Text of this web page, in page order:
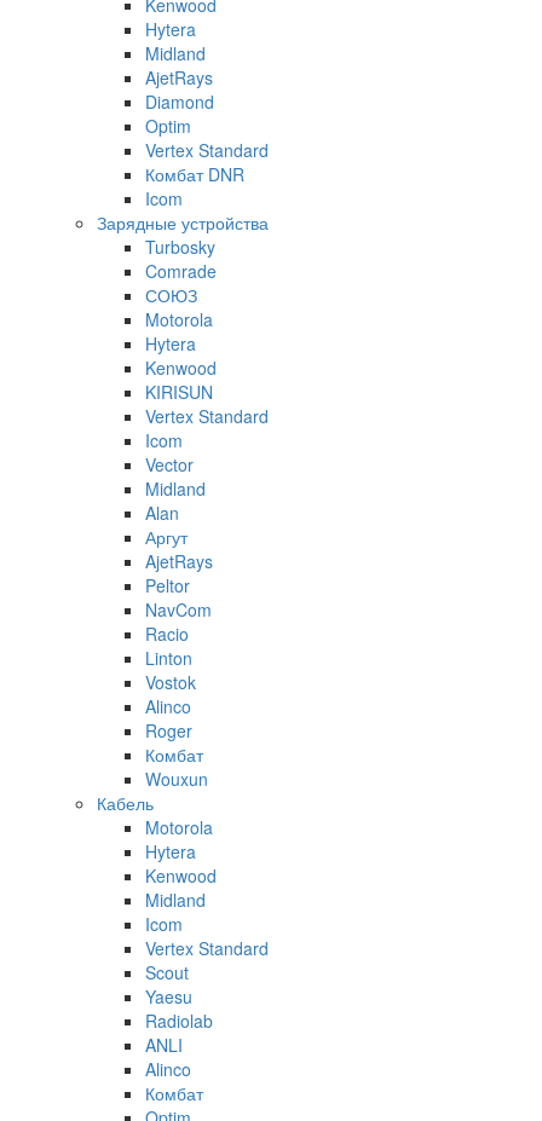
Hytera
Midland
AjetRays
Diamond
Optim
Vertex Standard
Комбат DNR
Icom
Зарядные устройства
Turbosky
Comrade
СОЮЗ
Motorola
Hytera
Kenwood
KIRISUN
Vertex Standard
Icom
Vector
Midland
Alan
Аргут
AjetRays
Peltor
NavCom
Racio
Linton
Vostok
Alinco
Roger
Комбат
Wouxun
Кабель
Motorola
Hytera
Kenwood
Midland
Icom
Vertex Standard
Scout
Yaesu
Radiolab
ANLI
Alinco
Комбат